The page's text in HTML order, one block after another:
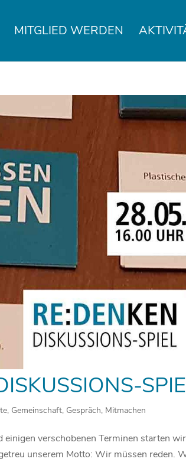
MITGLIED WERDEN
, Gemeinschaft, Gespräch, Mitmachen
einigen verschobenen Terminen starten
unserem Motto: Wir müssen reden.